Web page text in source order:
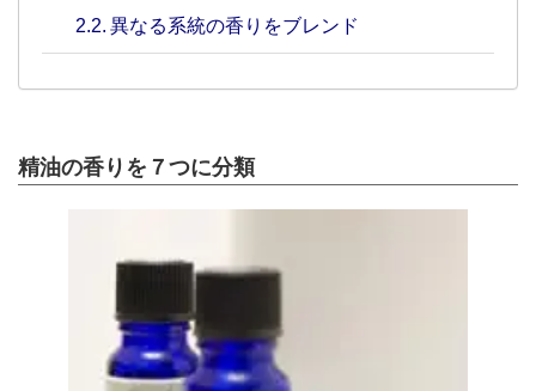
異なる系統の香りをブレンド
精油の香りを７つに分類